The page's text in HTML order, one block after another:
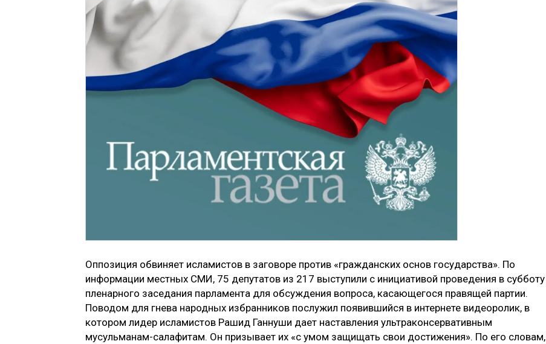
Оппозиция обвиняет исламистов в заговоре против «гражданских основ государства». По
информации местных СМИ, 75 депутатов из 217 выступили с инициативой проведения в субботу
пленарного заседания парламента для обсуждения вопроса, касающегося правящей партии.
Поводом для гнева народных избранников послужил появившийся в интернете видеоролик, в
котором лидер исламистов Рашид Ганнуши дает наставления ультраконсервативным
мусульманам-салафитам. Он призывает их «с умом защищать свои достижения». По его словам,